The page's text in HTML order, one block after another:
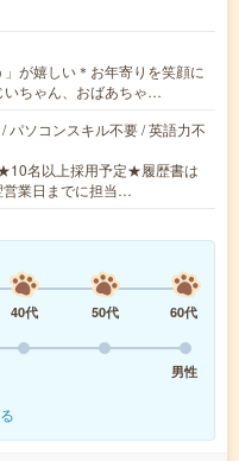
が嬉しい＊お年寄りを笑顔に
いちゃん、おばあちゃ…
パソコンスキル不要 / 英語力不
名以上採用予定★履歴書は
業日までに担当…
40代 50代
60代
男性